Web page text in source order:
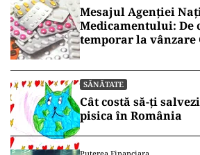
Mesajul Agenției
Medicamentului: De
temporar la vânzare
SĂNĂTATE
Cât costă să-ți
pisica în România